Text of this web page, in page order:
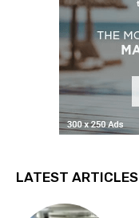
LATEST ARTICLES